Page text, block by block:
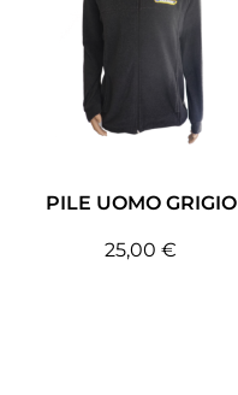
PILE UOMO GRIGIO
25,00 €